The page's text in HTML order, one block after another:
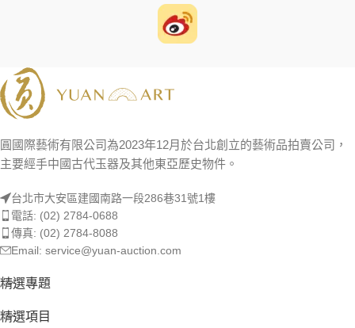
圓國際藝術有限公司為2023年12月於台北創立的藝術品拍賣公司，
主要經手中國古代玉器及其他東亞歷史物件。
台北市大安區建國南路一段286巷31號1樓
電話: (02) 2784-0688
傳真: (02) 2784-8088
Email: service@yuan-auction.com
精選專題
精選項目